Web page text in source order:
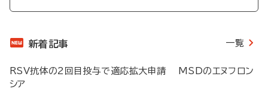
新着記事 一覧
RSV抗体の2回目投与で適応拡大申請 MSDのエヌフロン
シア